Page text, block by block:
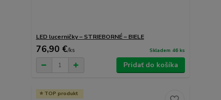
LED lucerničky – STRIEBORNÉ – BIELE
76,90 €/ks Skladem 46 ks
Pridať do košíka
TOP produkt